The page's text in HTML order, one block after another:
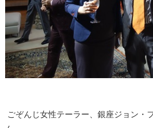
ごぞんじ女性テーラー、銀座ジョン・